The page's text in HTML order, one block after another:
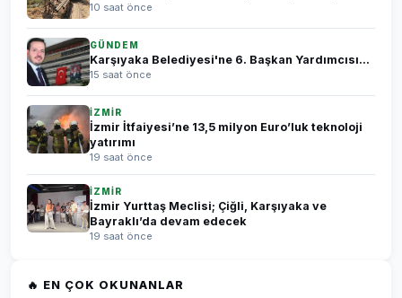
10 saat önce
GÜNDEM
Karşıyaka Belediyesi'ne 6. Başkan Yardımcısı...
15 saat önce
İZMİR
İzmir İtfaiyesi’ne 13,5 milyon Euro’luk teknoloji
yatırımı
19 saat önce
İZMİR
İzmir Yurttaş Meclisi; Çiğli, Karşıyaka ve
Bayraklı’da devam edecek
19 saat önce
🔥 EN ÇOK OKUNANLAR